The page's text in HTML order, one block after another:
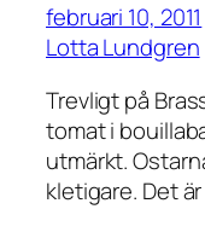
februari 10, 2011
Lotta Lundgren
Trevligt på
tomat i
utmärkt.
kletigare. Det